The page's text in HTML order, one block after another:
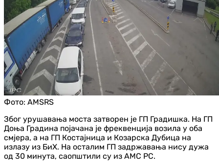
Фото: AMSRS
Због урушавања моста затворен је ГП Градишка. На ГП
Доња Градина појачана је фреквенција возила у оба
смјера, а на ГП Костајница и Козарска Дубица на
излазу из БиХ. На осталим ГП задржавања нису дужа
од 30 минута, саопштили су из АМС РС.